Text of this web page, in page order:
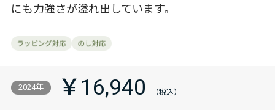
にも力強さが溢れ出しています。
2024年 ￥16,940